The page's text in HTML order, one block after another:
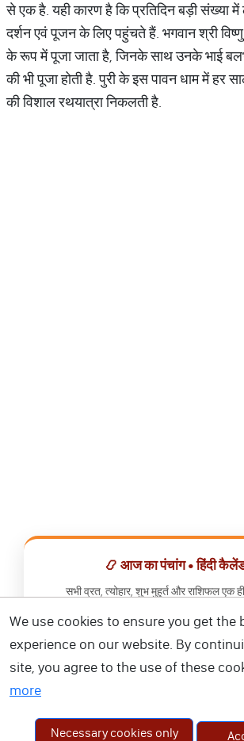
से एक है. यही कारण है कि प्रतिदिन बड़ी संख्या
दर्शन एवं पूजन के लिए पहुंचते हैं. भगवान श्री
के रूप में पूजा जाता है, जिनके साथ उनके भाई
की भी पूजा होती है. पुरी के इस पावन धाम में हर
की विशाल रथयात्रा निकलती है.
📿 आज का पंचांग • हिंदी
सभी व्रत, त्योहार, शुभ मुहूर्त और राशिफल एक
📅 हिंदी कैलेंडर ऐप डाउनलोड करें
We use cookies to ensure you get the
experience on our website. By
site, you agree to the use of these
more
Necessary cookies only